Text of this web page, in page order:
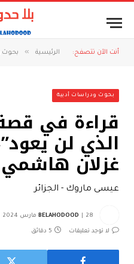
أنت الآن تتصفح: الرئيسية » بحوث
بحوث ودراسات أدبية
قراءة في
الذي لن
غزلان هاشمي ‏
عيسى ماروك - الجزائر
BELAHODOOD 28 مارس 2024
لا توجد تعليقات 5 دقائق